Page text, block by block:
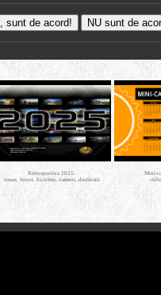
Retrospectiva 2025:
trasee, locuri, biciclete, oameni, destinatii
Mini-